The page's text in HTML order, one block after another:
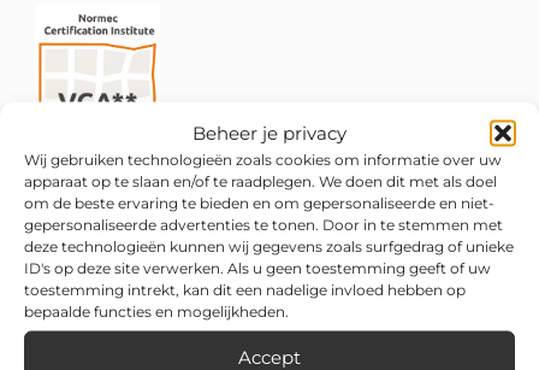
Beheer je privacy
Wij gebruiken technologieën zoals cookies om informatie over uw
apparaat op te slaan en/of te raadplegen. We doen dit met als doel
om de beste ervaring te bieden en om gepersonaliseerde en niet-
gepersonaliseerde advertenties te tonen. Door in te stemmen met
deze technologieën kunnen wij gegevens zoals surfgedrag of unieke
ID's op deze site verwerken. Als u geen toestemming geeft of uw
toestemming intrekt, kan dit een nadelige invloed hebben op
bepaalde functies en mogelijkheden.
Accept